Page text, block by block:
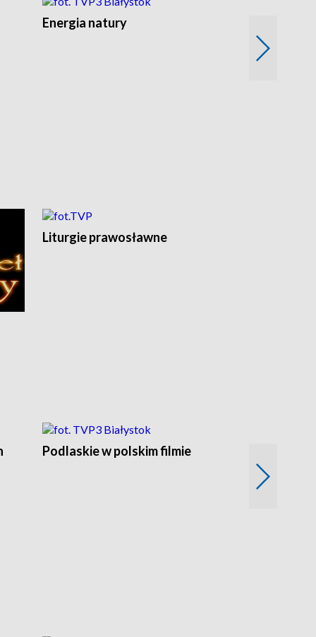
Energia natury
Liturgie prawosławne
Podlaskie w polskim filmie